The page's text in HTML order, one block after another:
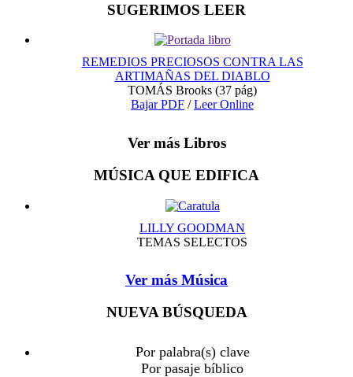
SUGERIMOS LEER
REMEDIOS PRECIOSOS CONTRA LAS
ARTIMAÑAS DEL DIABLO
TOMÁS Brooks (37 pág)
Bajar PDF /Leer Online
Ver más Libros
MÚSICA QUE EDIFICA
LILLY GOODMAN
TEMAS SELECTOS
Ver más Música
NUEVA BÚSQUEDA
Por palabra(s) clave
Por pasaje bíblico